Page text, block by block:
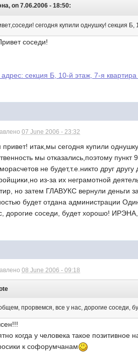
on 7.06.2006 - 18:50:
сегодня купили однушку! секция
соседи!
секция Б, 10-й этаж, 7-я
07 June 2006 - 23:32
привет! итак,мы сегодня купили
мы отказались,поэтому
не будет,т.е.никто друг
из-за их неграмотной
но затем ГЛАВУКС вернули деньги
будет отдана администрации
дорогие соседи, будет хорошо!
08 June 2006 - 09:18
прорвемся, все у нас, дорогие соседи,
когда у человека такое позитивное
к софорумчанам